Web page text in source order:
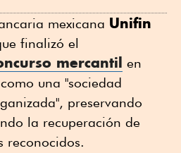
mexicana Unifin
finalizó el
mercantil en
una "sociedad
preservando
la recuperación de
reconocidos.